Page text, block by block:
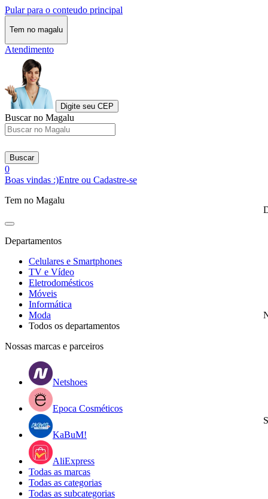
Pular para o conteudo principal
Tem no magalu
Atendimento
Digite seu CEP
Buscar no Magalu
Buscar
0
Boas vindas :)Entre ou Cadastre-se
Tem no Magalu
Departamentos
Celulares e Smartphones
TV e Vídeo
Eletrodomésticos
Móveis
Informática
Moda
Todos os departamentos
Nossas marcas e parceiros
Netshoes
Epoca Cosméticos
KaBuM!
AliExpress
Todas as marcas
Todas as categorias
Todas as subcategorias